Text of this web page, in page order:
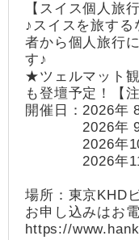
【スイス個人旅
♪スイスを旅する
者から個人旅行
す♪
★ツェルマット
も登壇予定！【注
開催日：2026年
2026年 9月
2026年10月
2026年11月
場所：東京KHD
お申し込みはお
https://